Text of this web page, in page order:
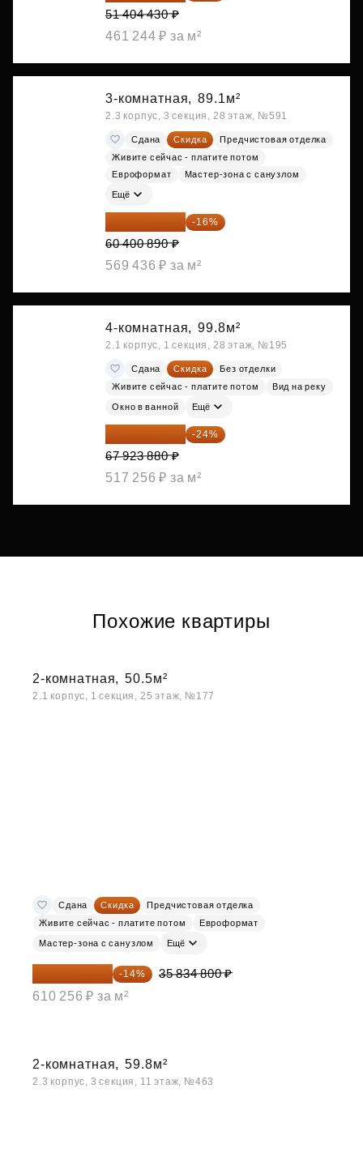
51 404 430 ₽
461 244 ₽ за м²
3-комнатная, 89.1м²
2.3 корпус, 3 секция, 28 этаж, №591
Сдана Скидка
Предчистовая отделка
Живите сейчас - платите потом
Евроформат
Мастер-зона с санузлом
Ещё
50 736 748 ₽ -16%
60 400 890 ₽
569 436 ₽ за м²
4-комнатная, 99.8м²
2.1 корпус, 1 секция, 28 этаж, №195
Сдана Скидка
Без отделки
Живите сейчас - платите потом
Вид на реку
Окно в ванной Ещё
51 622 149 ₽ -24%
67 923 880 ₽
517 256 ₽ за м²
Похожие квартиры
2-комнатная, 50.5м²
2.1 корпус, 1 секция, 25 этаж, №177
Сдана Скидка
Предчистовая отделка
Живите сейчас - платите потом
Евроформат
Мастер-зона с санузлом Ещё
30 817 928 ₽ -14%
35 834 800 ₽
610 256 ₽ за м²
2-комнатная, 59.8м²
2.3 корпус, 3 секция, 11 этаж, №463